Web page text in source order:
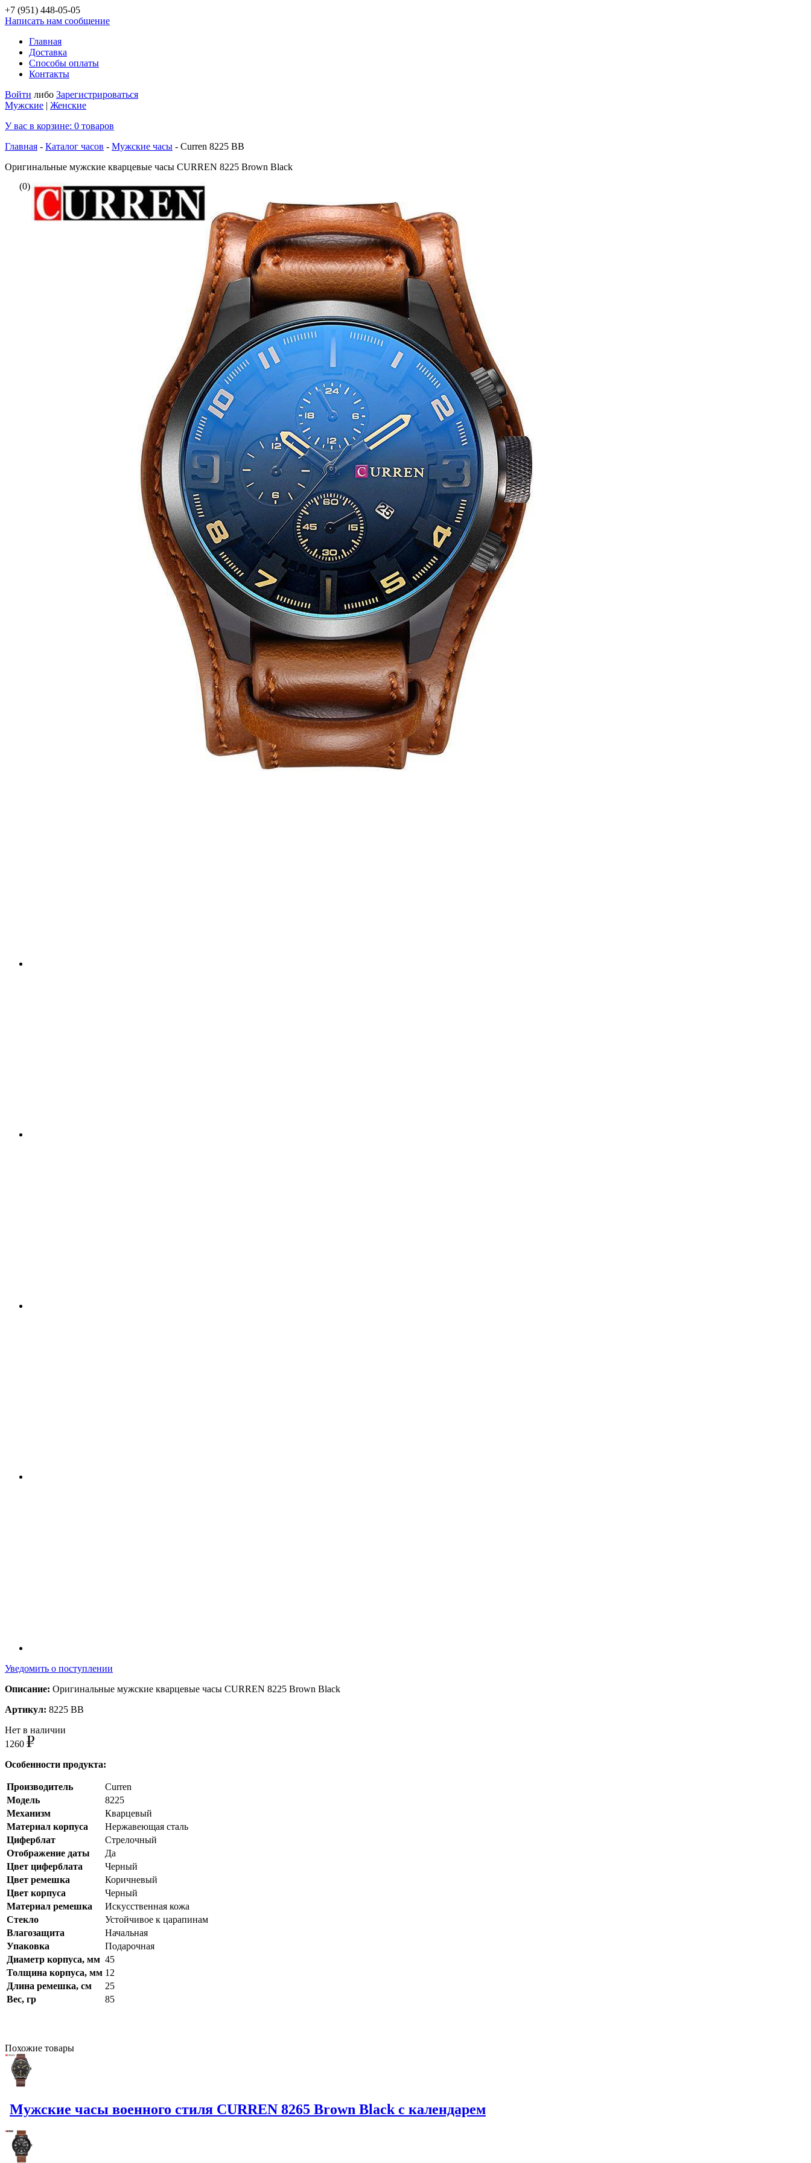
+7 (951) 448-05-05
Написать нам сообщение
Главная
Доставка
Способы оплаты
Контакты
Войти либо Зарегистрироваться
Мужские | Женские
У вас в корзине: 0 товаров
Главная - Каталог часов - Мужские часы - Curren 8225 BB
Оригинальные мужские кварцевые часы CURREN 8225 Brown Black
(0)
Уведомить о поступлении
Описание: Оригинальные мужские кварцевые часы CURREN 8225 Brown Black
Артикул: 8225 BB
Нет в наличии
1260
Особенности продукта:
Производитель
Curren
Модель
8225
Механизм
Кварцевый
Материал корпуса
Нержавеющая сталь
Циферблат
Стрелочный
Отображение даты
Да
Цвет циферблата
Черный
Цвет ремешка
Коричневый
Цвет корпуса
Черный
Материал ремешка
Искусственная кожа
Стекло
Устойчивое к царапинам
Влагозащита
Начальная
Упаковка
Подарочная
Диаметр корпуса, мм 45
Толщина корпуса, мм 12
Длина ремешка, см
25
Вес, гр
85
Похожие товары
Мужские часы военного стиля CURREN 8265 Brown Black с календарем